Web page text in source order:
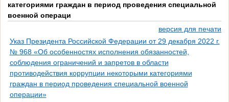
категориями граждан в период проведения специальной
военной операци
версия для печати
Указ Президента Российской Федерации от 29 декабря 2022 г.
№ 968 «Об особенностях исполнения обязанностей,
соблюдения ограничений и запретов в области
противодействия коррупции некоторыми категориями
граждан в период проведения специальной военной
операции»